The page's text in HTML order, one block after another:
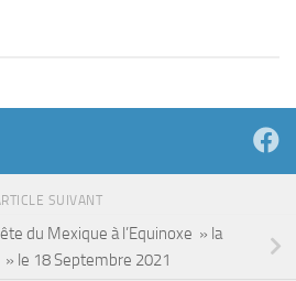
SUIVANT
du Mexique à l’Equinoxe » la
le 18 Septembre 2021